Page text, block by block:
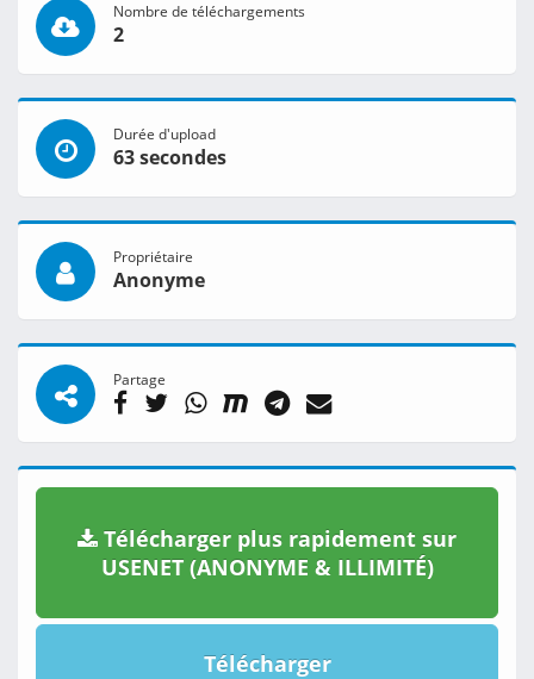
Nombre de téléchargements
2
Durée d'upload
63 secondes
Propriétaire
Anonyme
Partage
Télécharger plus rapidement sur
USENET (ANONYME & ILLIMITÉ)
Télécharger